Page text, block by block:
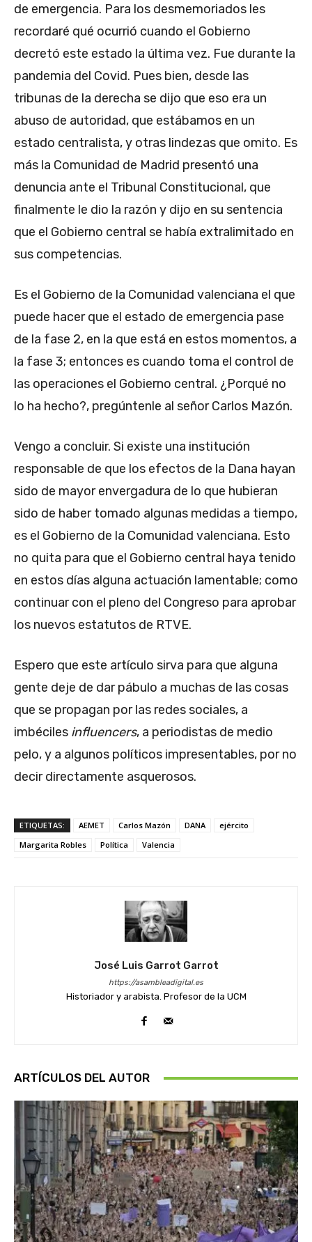
de emergencia. Para los desmemoriados les
recordaré qué ocurrió cuando el Gobierno
decretó este estado la última vez. Fue durante la
pandemia del Covid. Pues bien, desde las
tribunas de la derecha se dijo que eso era un
abuso de autoridad, que estábamos en un
estado centralista, y otras lindezas que omito. Es
más la Comunidad de Madrid presentó una
denuncia ante el Tribunal Constitucional, que
finalmente le dio la razón y dijo en su sentencia
que el Gobierno central se había extralimitado en
sus competencias.
Es el Gobierno de la Comunidad valenciana el que
puede hacer que el estado de emergencia pase
de la fase 2, en la que está en estos momentos, a
la fase 3; entonces es cuando toma el control de
las operaciones el Gobierno central. ¿Porqué no
lo ha hecho?, pregúntenle al señor Carlos Mazón.
Vengo a concluir. Si existe una institución
responsable de que los efectos de la Dana hayan
sido de mayor envergadura de lo que hubieran
sido de haber tomado algunas medidas a tiempo,
es el Gobierno de la Comunidad valenciana. Esto
no quita para que el Gobierno central haya tenido
en estos días alguna actuación lamentable; como
continuar con el pleno del Congreso para aprobar
los nuevos estatutos de RTVE.
Espero que este artículo sirva para que alguna
gente deje de dar pábulo a muchas de las cosas
que se propagan por las redes sociales, a
imbéciles influencers, a periodistas de medio
pelo, y a algunos políticos impresentables, por no
decir directamente asquerosos.
ETIQUETAS: AEMET Carlos Mazón DANA
ejército
Margarita Robles
Política Valencia
José Luis Garrot Garrot
https://asambleadigital.es
Historiador y arabista. Profesor de la UCM
ARTÍCULOS DEL AUTOR